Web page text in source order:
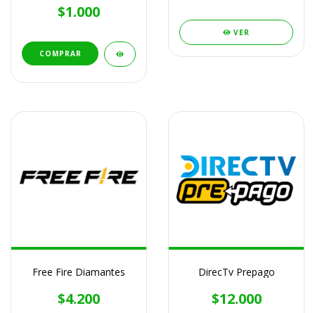
$1.000
COMPRAR
VER
Free Fire Diamantes
$4.200
DirecTv Prepago
$12.000